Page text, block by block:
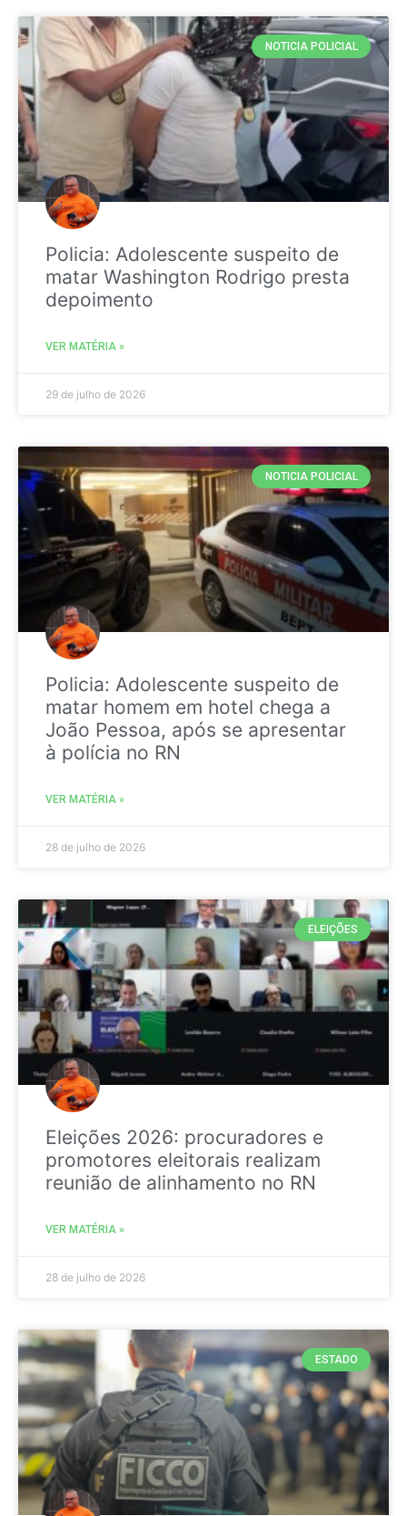
NOTICIA POLICIAL
Policia: Adolescente suspeito de
matar Washington Rodrigo presta
depoimento
VER MATÉRIA »
29 de julho de 2026
NOTICIA POLICIAL
Policia: Adolescente suspeito de
matar homem em hotel chega a
João Pessoa, após se apresentar
à polícia no RN
VER MATÉRIA »
28 de julho de 2026
ELEIÇÕES
Eleições 2026: procuradores e
promotores eleitorais realizam
reunião de alinhamento no RN
VER MATÉRIA »
28 de julho de 2026
ESTADO